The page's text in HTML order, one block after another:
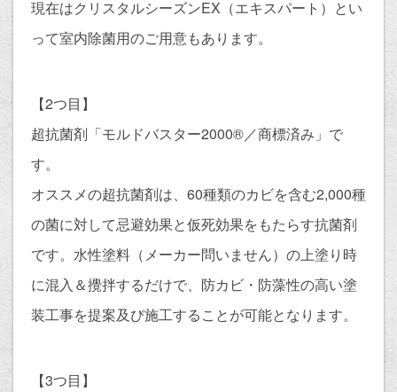
現在はクリスタルシーズンEX（エキスパート）とい
って室内除菌用のご用意もあります。
【2つ目】
超抗菌剤「モルドバスター2000®︎／商標済み」で
す。
オススメの超抗菌剤は、60種類のカビを含む2,000種
の菌に対して忌避効果と仮死効果をもたらす抗菌剤
です。水性塗料（メーカー問いません）の上塗り時
に混入＆攪拌するだけで、防カビ・防藻性の高い塗
装工事を提案及び施工することが可能となります。
【3つ目】